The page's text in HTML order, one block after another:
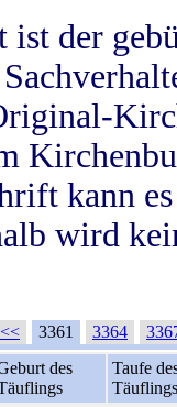
ist der
kann
wird
<< 3361 3364
des
Taufe
Täuflings